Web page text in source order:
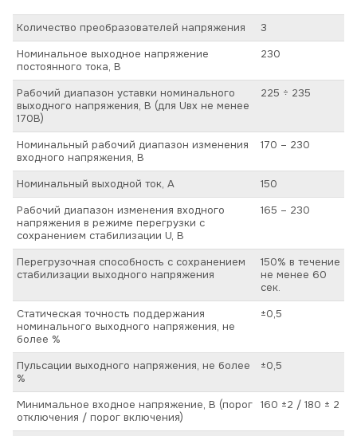
Количество преобразователей напряжения
3
Номинальное выходное напряжение
постоянного тока, В
230
Рабочий диапазон уставки номинального
выходного напряжения, В (для Uвх не менее
170В)
225 ÷ 235
Номинальный рабочий диапазон изменения
входного напряжения, В
170 – 230
Номинальный выходной ток, А
150
Рабочий диапазон изменения входного
напряжения в режиме перегрузки с
сохранением стабилизации U, В
165 – 230
Перегрузочная способность с сохранением
стабилизации выходного напряжения
150% в течение
не менее 60
сек.
Статическая точность поддержания
номинального выходного напряжения, не
более %
±0,5
Пульсации выходного напряжения, не более
%
±0,5
Минимальное входное напряжение, В (порог
отключения / порог включения)
160 ±2 / 180 ± 2